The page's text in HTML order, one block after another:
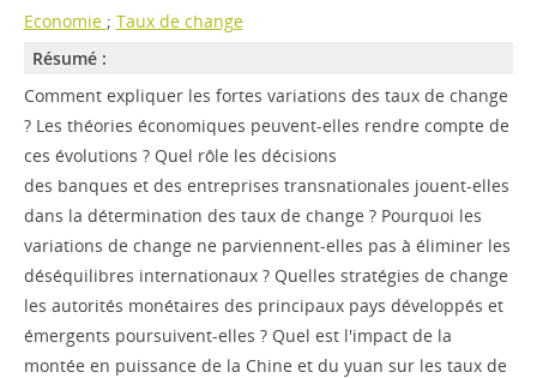
Economie ; Taux de change
Résumé :
Comment expliquer les fortes variations des taux de change
? Les théories économiques peuvent-elles rendre compte de
ces évolutions ? Quel rôle les décisions
des banques et des entreprises transnationales jouent-elles
dans la détermination des taux de change ? Pourquoi les
variations de change ne parviennent-elles pas à éliminer les
déséquilibres internationaux ? Quelles stratégies de change
les autorités monétaires des principaux pays développés et
émergents poursuivent-elles ? Quel est l'impact de la
montée en puissance de la Chine et du yuan sur les taux de